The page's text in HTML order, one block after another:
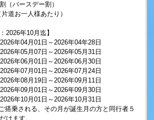
（バースデー割）
お一人様あたり）
年10月迄】
年04月01日～2026年04年28日
年05月07日～2026年05月31日
年06月01日～2026年06月30日
年07月01日～2026年07月24日
年08月19日～2026年09月11日
年09月01日～2026年09月30日
年10月01日～2026年10月31日
乗される、その月が誕生月の方と同行者５
けます。